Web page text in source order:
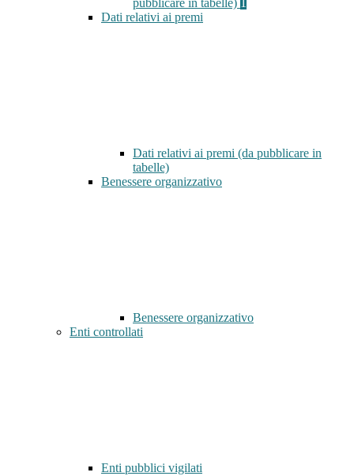
pubblicare in tabelle)
Dati relativi ai premi
Dati relativi ai premi (da pubblicare in
tabelle)
Benessere organizzativo
Benessere organizzativo
Enti controllati
Enti pubblici vigilati